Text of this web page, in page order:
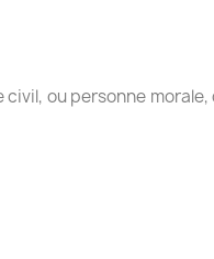
ou personne